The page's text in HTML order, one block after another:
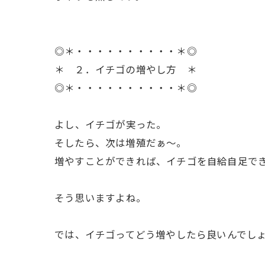
◎＊・・・・・・・・・・＊◎
＊ ２．イチゴの増やし方 ＊
◎＊・・・・・・・・・・＊◎
ㅤよし、イチゴが実った。
そしたら、次は増殖だぁ〜。
増やすことができれば、イチゴを自給自足で
ㅤそう思いますよね。
ㅤでは、イチゴってどう増やしたら良いんでし